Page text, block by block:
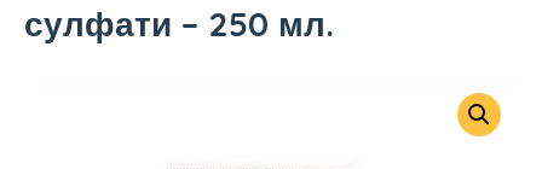
сулфати – 250 мл.